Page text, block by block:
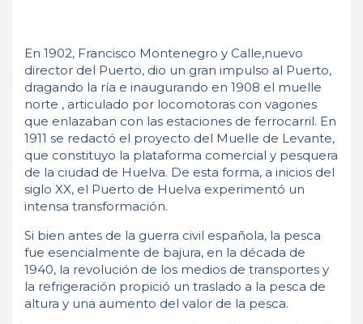
En 1902, Francisco Montenegro y Calle,nuevo
director del Puerto, dio un gran impulso al Puerto,
dragando la ría e inaugurando en 1908 el muelle
norte , articulado por locomotoras con vagones
que enlazaban con las estaciones de ferrocarril. En
1911 se redactó el proyecto del Muelle de Levante,
que constituyo la plataforma comercial y pesquera
de la ciudad de Huelva. De esta forma, a inicios del
siglo XX, el Puerto de Huelva experimentó un
intensa transformación.
Si bien antes de la guerra civil española, la pesca
fue esencialmente de bajura, en la década de
1940, la revolución de los medios de transportes y
la refrigeración propició un traslado a la pesca de
altura y una aumento del valor de la pesca.